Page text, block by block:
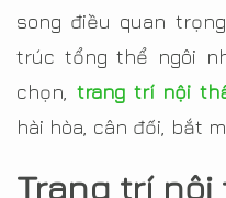
song điều quan
trúc tổng thể ngôi
chọn, trang trí nội
hài hòa, cân đối, bắt
Trang trí